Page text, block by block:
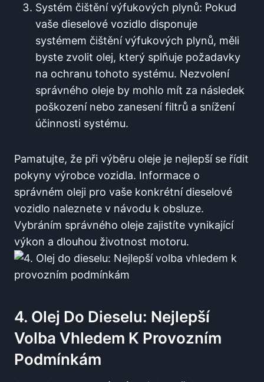
Systém čištění výfukových plynů: Pokud
vaše dieselové vozidlo disponuje
systémem čištění výfukových plynů, měli
byste zvolit olej, který splňuje požadavky
na ochranu tohoto systému. Nezvolení
správného oleje by mohlo mít za následek
poškození nebo zanesení filtrů a snížení
účinnosti systému.
Pamatujte, že při výběru oleje je nejlepší se řídit
pokyny výrobce vozidla. Informace o
správném oleji pro vaše konkrétní dieselové
vozidlo naleznete v návodu k obsluze.
Vybráním správného oleje zajistíte vynikající
výkon a dlouhou životnost motoru.
4. Olej Do Dieselu: Nejlepší
Volba Vhledem K Provozním
Podmínkám